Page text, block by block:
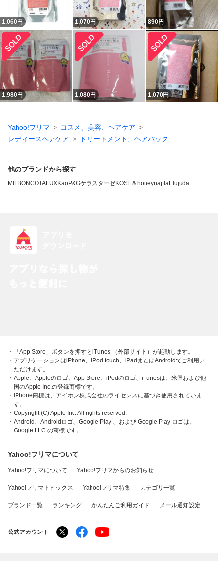
1,060 円 1,070円 890円
1,980円 1,080円 1,070円
Yahoo!フリマ
コスメ、美容、ヘアケア
レディースヘアケア
トリートメント、ヘアパック
他のブランドから探す
MILBONCOTALUXKaoP&GケラスターゼKOSE＆honeynaplaElujuda
・「App Store」ボタンを押すとiTunes （外部サイト）が起動します。
・アプリケーションはiPhone、iPod touch、iPadまたはAndroidでご利用い
ただけます。
・Apple、Appleのロゴ、App Store、iPodのロゴ、iTunesは、米国および他
国のApple Inc.の登録商標です。
・iPhone商標は、アイホン株式会社のライセンスに基づき使用されていま
す。
・Copyright (C) Apple Inc. All rights reserved.
・Android、Androidロゴ、Google Play 、および Google Play ロゴは、
Google LLC の商標です。
Yahoo!フリマについて
Yahoo!フリマについて Yahoo!フリマからのお知らせ
Yahoo!フリマトピックス Yahoo!フリマ特集 カテゴリ一覧
ブランド一覧 ランキング かんたんご利用ガイド メール通知設定
公式アカウント